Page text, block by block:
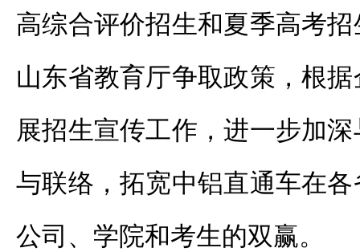
高综合评价招生和夏季高考
山东省教育厅争取政策，根
展招生宣传工作，进一步加
与联络，拓宽中铝直通车在
公司、学院和考生的双赢。